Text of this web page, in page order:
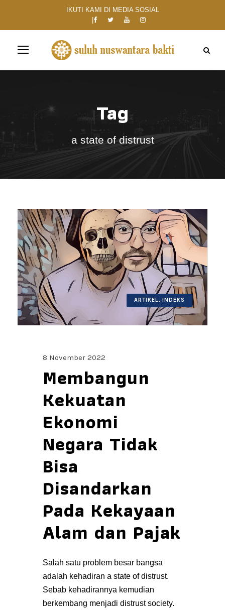
IKUTI KAMI DI MEDIA SOSIAL
Tag
a state of distrust
ARTIKEL, INDEKS
8 November 2022
Membangun
Kekuatan
Ekonomi
Negara Tidak
Bisa
Disandarkan
Pada Kekayaan
Alam dan Pajak
Salah satu problem besar bangsa
adalah kehadiran a state of distrust.
Sebab kehadirannya kemudian
berkembang menjadi distrust society.